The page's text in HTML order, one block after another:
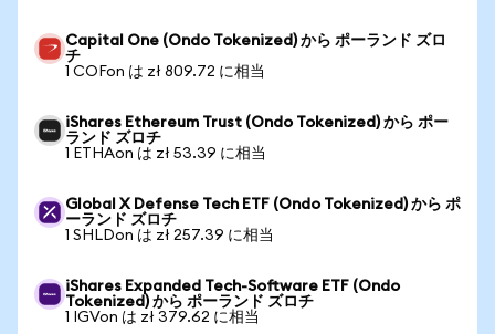
Capital One (Ondo Tokenized) から ポーランド ズロ
チ
1 COFon は zł 809.72 に相当
iShares Ethereum Trust (Ondo Tokenized) から ポー
ランド ズロチ
1 ETHAon は zł 53.39 に相当
Global X Defense Tech ETF (Ondo Tokenized) から ポ
ーランド ズロチ
1 SHLDon は zł 257.39 に相当
iShares Expanded Tech-Software ETF (Ondo
Tokenized) から ポーランド ズロチ
1 IGVon は zł 379.62 に相当